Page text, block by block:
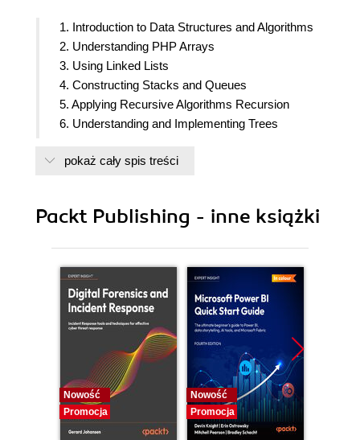
1. Introduction to Data Structures and Algorithms
2. Understanding PHP Arrays
3. Using Linked Lists
4. Constructing Stacks and Queues
5. Applying Recursive Algorithms Recursion
6. Understanding and Implementing Trees
8. Exploring Search Options
11. Solve Problems with Advanced Techniques
pokaż cały spis treści
Packt Publishing - inne książki
Nowość
Promocja
Nowość
Promocja